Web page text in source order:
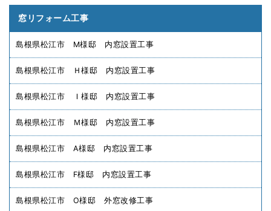
窓リフォーム工事
島根県松江市 M様邸 内窓設置工事
島根県松江市 Ｈ様邸 内窓設置工事
島根県松江市 Ｉ様邸 内窓設置工事
島根県松江市 Ｍ様邸 内窓設置工事
島根県松江市 A様邸 内窓設置工事
島根県松江市 F様邸 内窓設置工事
島根県松江市 O様邸 外窓改修工事